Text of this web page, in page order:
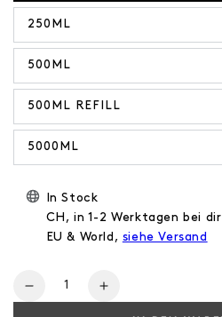
250ML
500ML
500ML REFILL
5000ML
In Stock
CH, in 1-2 Werktagen bei dir
EU & World, siehe Versand
Verringere Erhöhe